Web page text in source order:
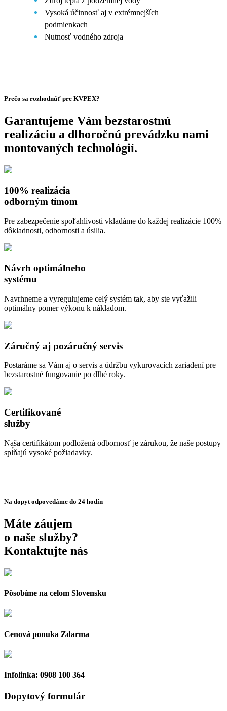
Vysoká účinnosť aj v extrémnejších
podmienkach
Nutnosť vodného zdroja
Prečo sa rozhodnúť pre KVPEX?
Garantujeme Vám bezstarostnú
realizáciu a dlhoročnú prevádzku nami
montovaných technológií.
100% realizácia
odborným tímom
Pre zabezpečenie spoľahlivosti vkladáme do každej realizácie 100%
dôkladnosti, odbornosti a úsilia.
Návrh optimálneho
systému
Navrhneme a vyregulujeme celý systém tak, aby ste vyťažili
optimálny pomer výkonu k nákladom.
Záručný aj pozáručný servis
Postaráme sa Vám aj o servis a údržbu vykurovacích zariadení pre
bezstarostné fungovanie po dlhé roky.
Certifikované
služby
Naša certifikátom podložená odbornosť je zárukou, že naše postupy
spĺňajú vysoké požiadavky.
Na dopyt odpovedáme do 24 hodín
Máte záujem
o naše služby?
Kontaktujte nás
Pôsobíme na celom Slovensku
Cenová ponuka Zdarma
Infolinka: 0908 100 364
Dopytový formulár